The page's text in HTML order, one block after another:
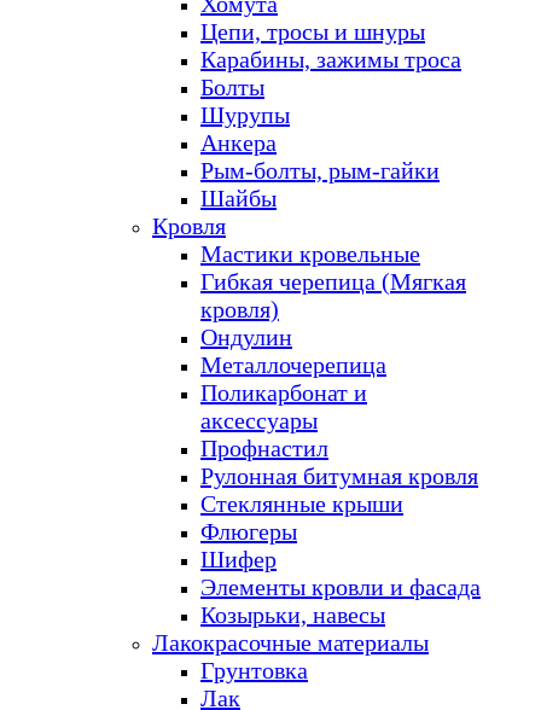
Цепи, тросы и шнуры
Карабины, зажимы троса
Болты
Шурупы
Анкера
Рым-болты, рым-гайки
Шайбы
Кровля
Мастики кровельные
Гибкая черепица (Мягкая
кровля)
Ондулин
Металлочерепица
Поликарбонат и
аксессуары
Профнастил
Рулонная битумная кровля
Стеклянные крыши
Флюгеры
Шифер
Элементы кровли и фасада
Козырьки, навесы
Лакокрасочные материалы
Грунтовка
Лак